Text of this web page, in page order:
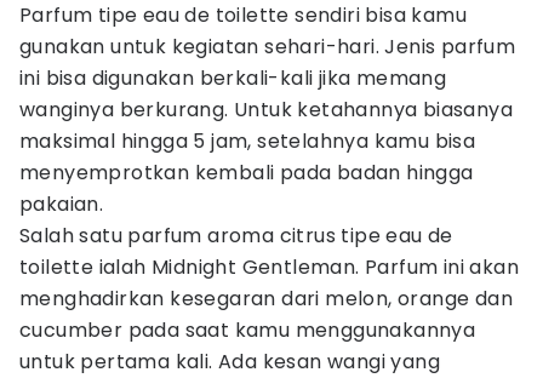
Parfum tipe eau de toilette sendiri bisa kamu
gunakan untuk kegiatan sehari-hari. Jenis parfum
ini bisa digunakan berkali-kali jika memang
wanginya berkurang. Untuk ketahannya biasanya
maksimal hingga 5 jam, setelahnya kamu bisa
menyemprotkan kembali pada badan hingga
pakaian.
Salah satu parfum aroma citrus tipe eau de
toilette ialah Midnight Gentleman. Parfum ini akan
menghadirkan kesegaran dari melon, orange dan
cucumber pada saat kamu menggunakannya
untuk pertama kali. Ada kesan wangi yang